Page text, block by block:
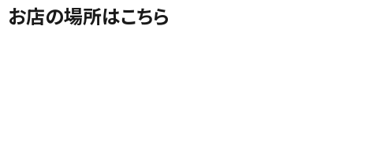
お店の場所はこちら